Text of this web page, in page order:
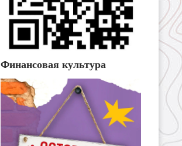
Финансовая культура